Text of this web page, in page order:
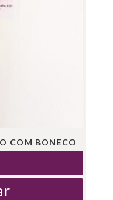
COM BONECO